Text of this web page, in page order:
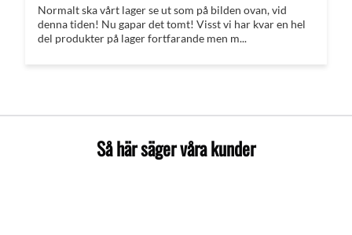
Normalt ska vårt lager se ut som på bilden ovan, vid
denna tiden! Nu gapar det tomt! Visst vi har kvar en hel
del produkter på lager fortfarande men m...
Så här säger våra kunder